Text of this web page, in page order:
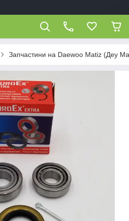
Запчастини на Daewoo Matiz (Деу